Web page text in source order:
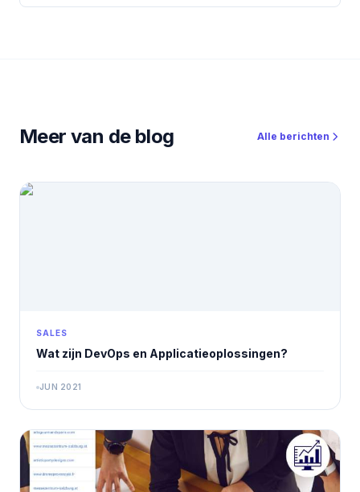
Meer van de blog Alle berichten
SALES
Wat zijn DevOps en Applicatieoplossingen?
JUN 2021